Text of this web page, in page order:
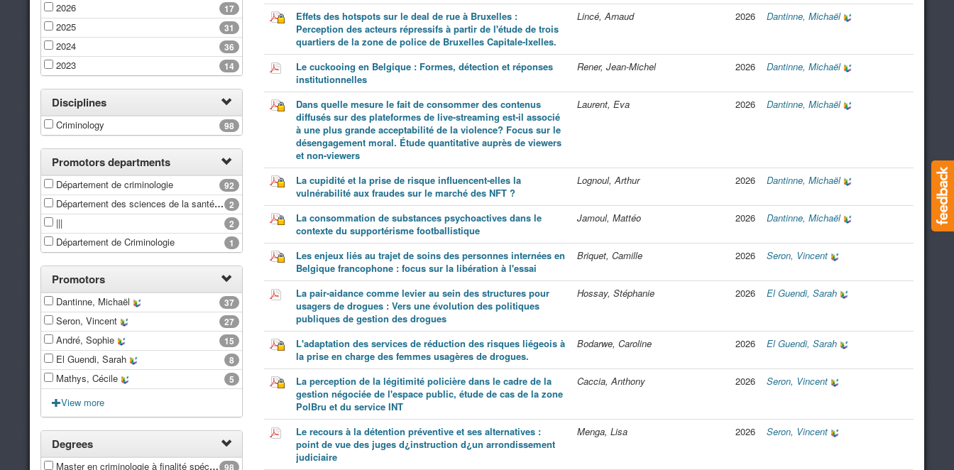
Effets des hotspots sur le deal de rue à Bruxelles :
Perception des acteurs répressifs à partir de l'étude de trois
quartiers de la zone de police de Bruxelles Capitale-Ixelles.
Lincé, Arnaud 2026 Dantinne, Michaël
Le cuckooing en Belgique : Formes, détection et réponses
institutionnelles
Rener, Jean-Michel 2026 Dantinne, Michaël
Dans quelle mesure le fait de consommer des contenus
diffusés sur des plateformes de live-streaming est-il associé
à une plus grande acceptabilité de la violence? Focus sur le
désengagement moral. Étude quantitative auprès de viewers
et non-viewers
Laurent, Eva 2026 Dantinne, Michaël
La cupidité et la prise de risque influencent-elles la
vulnérabilité aux fraudes sur le marché des NFT ?
Lognoul, Arthur 2026 Dantinne, Michaël
La consommation de substances psychoactives dans le
contexte du supportérisme footballistique
Jamoul, Mattéo 2026 Dantinne, Michaël
Les enjeux liés au trajet de soins des personnes internées en
Belgique francophone : focus sur la libération à l'essai
Briquet, Camille 2026 Seron, Vincent
La pair-aidance comme levier au sein des structures pour
usagers de drogues : Vers une évolution des politiques
publiques de gestion des drogues
Hossay, Stéphanie 2026 El Guendi, Sarah
L'adaptation des services de réduction des risques liégeois à
la prise en charge des femmes usagères de drogues.
Bodarwe, Caroline 2026 El Guendi, Sarah
La perception de la légitimité policière dans le cadre de la
gestion négociée de l'espace public, étude de cas de la zone
PolBru et du service INT
Caccia, Anthony 2026 Seron, Vincent
Le recours à la détention préventive et ses alternatives :
point de vue des juges d¿instruction d¿un arrondissement
judiciaire
Menga, Lisa 2026 Seron, Vincent
17
2026
31
2025
36
2024
14
2023
Disciplines
98
Criminology
Promotors departments
92
Département de criminologie
2
Département des sciences de la santé publique
2
|||
1
Département de Criminologie
Promotors
37
Dantinne, Michaël
27
Seron, Vincent
15
André, Sophie
8
El Guendi, Sarah
5
Mathys, Cécile
View more
Degrees
98
Master en criminologie à finalité spécialisée en organisations criminelles et analyse du crime